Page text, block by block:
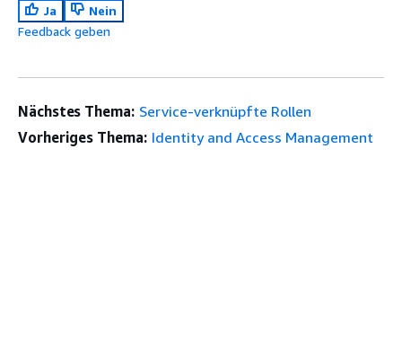
Ja
Nein
Feedback geben
Nächstes Thema: Service-verknüpfte Rollen
Vorheriges Thema: Identity and Access Management